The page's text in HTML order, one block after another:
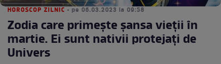
HOROSCOP ZILNIC • pe 06.03.2023 la 09:58
Zodia care primește șansa vieții în
martie. Ei sunt nativii protejați de
Univers